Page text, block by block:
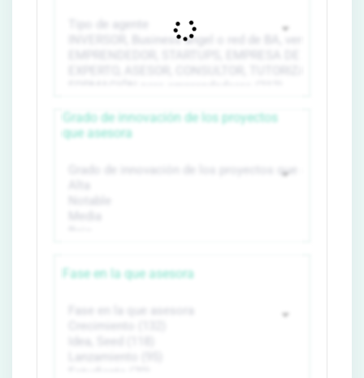
Grado de innovación de los proyectos
que asesora
Fase en la que asesora